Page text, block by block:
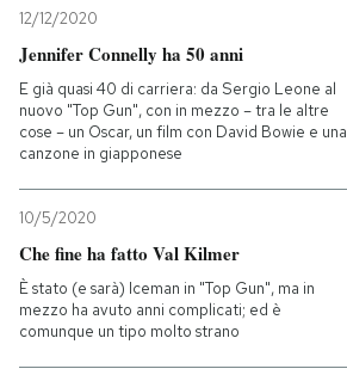
12/12/2020
Jennifer Connelly ha 50 anni
E già quasi 40 di carriera: da Sergio Leone al
nuovo "Top Gun", con in mezzo – tra le altre
cose – un Oscar, un film con David Bowie e una
canzone in giapponese
10/5/2020
Che fine ha fatto Val Kilmer
È stato (e sarà) Iceman in "Top Gun", ma in
mezzo ha avuto anni complicati; ed è
comunque un tipo molto strano